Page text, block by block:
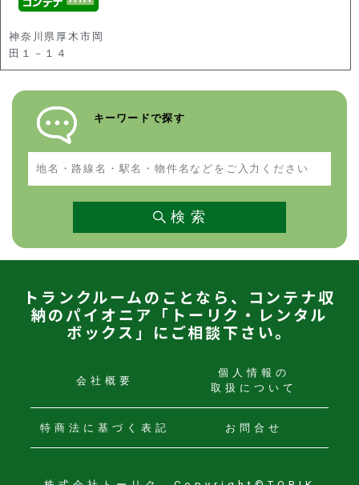
神奈川県厚木市岡
田１－１４
キーワードで探す
地名・路線名・駅名・物件名などをご入力ください
検 索
トランクルームのことなら、コンテナ収
納のパイオニア「トーリク・レンタル
ボックス」にご相談下さい。
会社概要
個人情報の
取扱について
特商法に 基づく表記 お問合せ